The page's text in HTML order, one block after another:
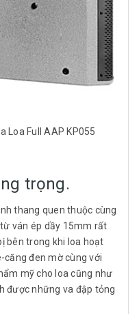
Loa Full AAP KP055
trọng.
thang quen thuộc cùng
ván ép dầy 15mm rất
bên trong khi loa hoạt
căng đen mờ cùng với
mỹ cho loa cũng như
được những va đập tỏng